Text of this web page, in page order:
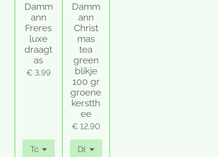
Damm
ann
Freres
luxe
draagt
as
€ 3,99
Damm
ann
Christ
mas
tea
green
blikje
100 gr
groene
kerstth
ee
€ 12,90